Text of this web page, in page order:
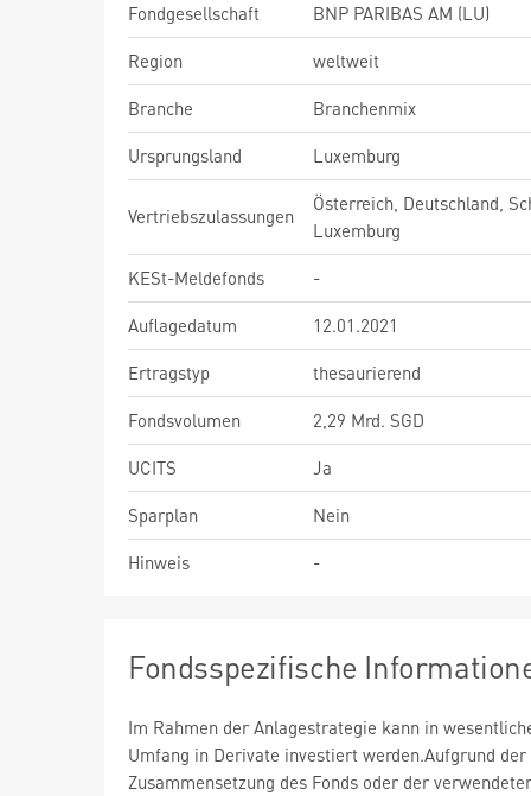
Fondgesellschaft
BNP PARIBAS AM (LU)
Region
weltweit
Branche
Branchenmix
Ursprungsland
Luxemburg
Vertriebszulassungen
Österreich, Deutschland,
Luxemburg
KESt-Meldefonds
-
Auflagedatum
12.01.2021
Ertragstyp
thesaurierend
Fondsvolumen
2,29 Mrd. SGD
UCITS
Ja
Sparplan
Nein
Hinweis
-
Fondsspezifische
Im Rahmen der Anlagestrategie kann in
Umfang in Derivate investiert werden.Aufgrund der
Zusammensetzung des Fonds oder der